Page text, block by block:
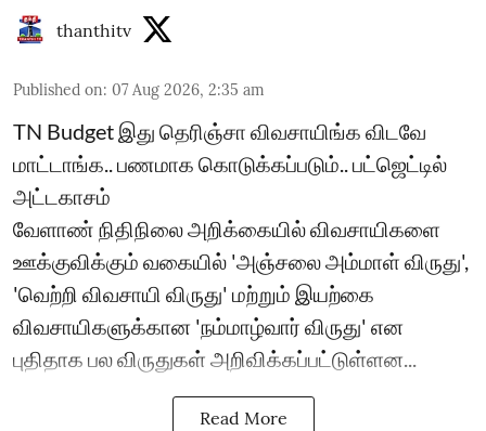
thanthitv
Published on: 07 Aug 2026, 2:35 am
TN Budget இது தெரிஞ்சா விவசாயிங்க விடவே
மாட்டாங்க.. பணமாக கொடுக்கப்படும்.. பட்ஜெட்டில்
அட்டகாசம்
வேளாண் நிதிநிலை அறிக்கையில் விவசாயிகளை
ஊக்குவிக்கும் வகையில் 'அஞ்சலை அம்மாள் விருது',
'வெற்றி விவசாயி விருது' மற்றும் இயற்கை
விவசாயிகளுக்கான 'நம்மாழ்வார் விருது' என
புதிதாக பல விருதுகள் அறிவிக்கப்பட்டுள்ளன...
Read More